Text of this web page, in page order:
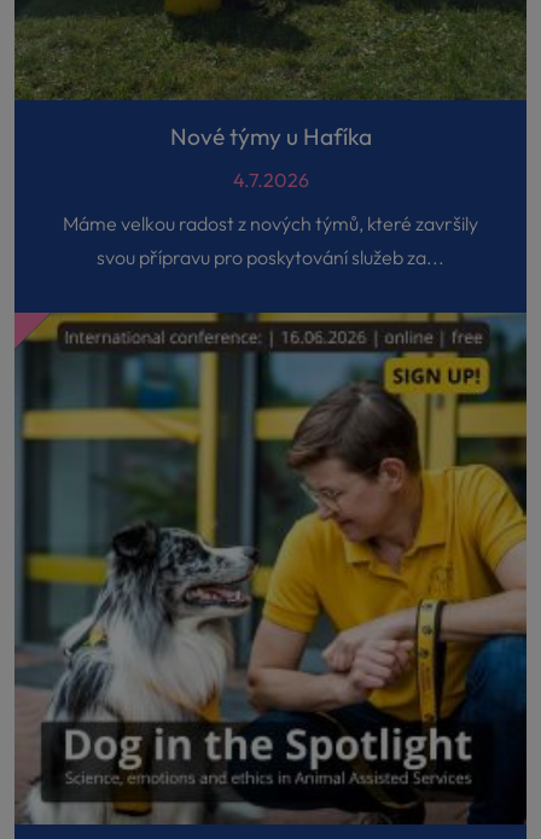
Nové týmy u Hafíka
4.7.2026
Máme velkou radost z nových týmů, které završily
svou přípravu pro poskytování služeb za...